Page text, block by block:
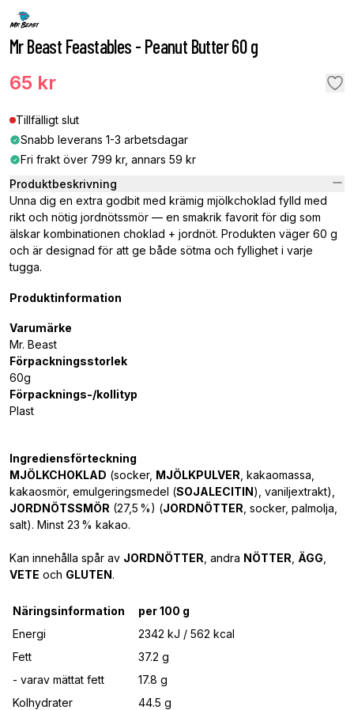
Mr Beast Feastables - Peanut Butter 60 g
65 kr
Tillfälligt slut
Snabb leverans 1-3 arbetsdagar
Fri frakt över 799 kr, annars 59 kr
Produktbeskrivning
Unna dig en extra godbit med krämig mjölkchoklad fylld med
rikt och nötig jordnötssmör — en smakrik favorit för dig som
älskar kombinationen choklad + jordnöt. Produkten väger 60 g
och är designad för att ge både sötma och fyllighet i varje
tugga.
Produktinformation
Varumärke
Mr. Beast
Förpackningsstorlek
60g
Förpacknings-/kollityp
Plast
Ingrediensförteckning
MJÖLKCHOKLAD (socker, MJÖLKPULVER , kakaomassa,
kakaosmör, emulgeringsmedel (SOJALECITIN), vaniljextrakt),
JORDNÖTSSMÖR (27,5 %) (JORDNÖTTER , socker, palmolja,
salt). Minst 23 % kakao.
Kan innehålla spår av JORDNÖTTER , andra NÖTTER ÄGG
VETE och GLUTEN.
Näringsinformation
per 100 g
Energi
2342 kJ / 562 kcal
Fett
37.2 g
- varav mättat fett
17.8 g
Kolhydrater
44.5 g